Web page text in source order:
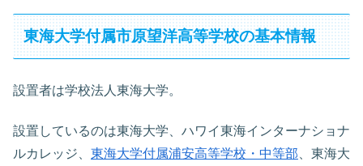
東海大学付属市原望洋高等学校の基本情報
設置者は学校法人東海大学。
設置しているのは東海大学、ハワイ東海インターナショナ
ルカレッジ、 東海大学付属浦安高等学校・中等部 、東海大